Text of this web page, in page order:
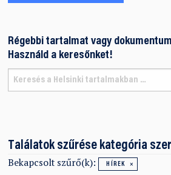
Régebbi tartalmat vagy
Használd a keresőnket!
Találatok szűrése kategória
Bekapcsolt szűrő(k): HÍREK